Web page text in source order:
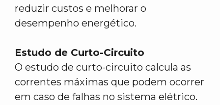
reduzir custos e melhorar o
desempenho energético.
Estudo de Curto-Circuito
O estudo de curto-circuito calcula as
correntes máximas que podem ocorrer
em caso de falhas no sistema elétrico.